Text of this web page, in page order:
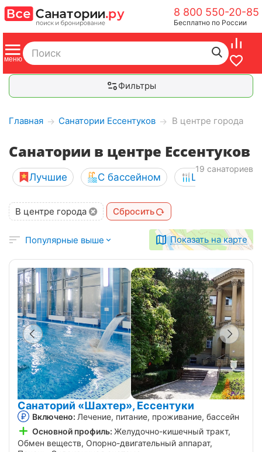
8 800 550-20-85
Бесплатно по России
Фильтры
Главная → Санатории Ессентуков → В центре города
Санатории в центре Ессентуков
19 санаториев
Лучшие С бассейном Шведский
В центре города Сбросить
Популярные выше Показать на карте
Санаторий «Шахтер», Ессентуки
Включено: Лечение, питание, проживание, бассейн
Основной профиль: Желудочно-кишечный тракт,
Обмен веществ, Опорно-двигательный аппарат,